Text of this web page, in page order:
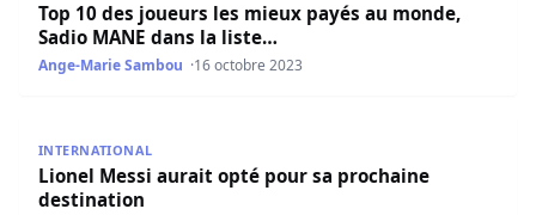
Top 10 des joueurs les mieux payés au monde,
Sadio MANE dans la liste…
Ange-Marie Sambou 16 octobre 2023
INTERNATIONAL
Lionel Messi aurait opté pour sa prochaine
destination